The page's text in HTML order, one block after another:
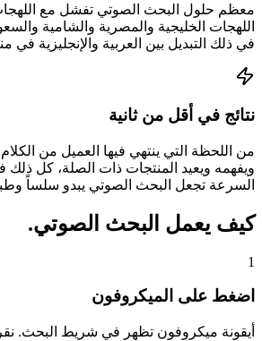
معظم حلول البحث الصوتي تفشل مع اللهجات
اللهجات الخليجية والمصرية والشامية
في ذلك التبديل بين العربية والإنجليزية في
نتائج في أقل من ثانية
من اللحظة التي ينتهي فيها العميل من
ويفهمه ويعيد المنتجات ذات الصلة، كل ذلك
السرعة تجعل البحث الصوتي يبدو سلساً
كيف يعمل البحث الصوتي.
1
اضغط على الميكروفون
أيقونة ميكروفون تظهر في شريط البحث.